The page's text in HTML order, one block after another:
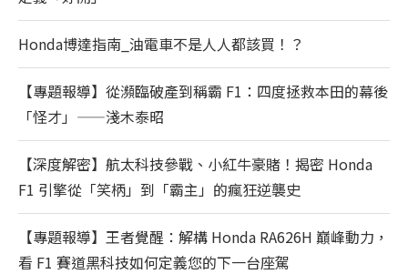
Honda博達指南_油電車不是人人都該買！？
【專題報導】從瀕臨破產到稱霸 F1：四度拯救本田的幕後
「怪才」——淺木泰昭
【深度解密】航太科技參戰、小紅牛豪賭！揭密 Honda
F1 引擎從「笑柄」到「霸主」的瘋狂逆襲史
【專題報導】王者覺醒：解構 Honda RA626H 巔峰動力，
看 F1 賽道黑科技如何定義您的下一台座駕